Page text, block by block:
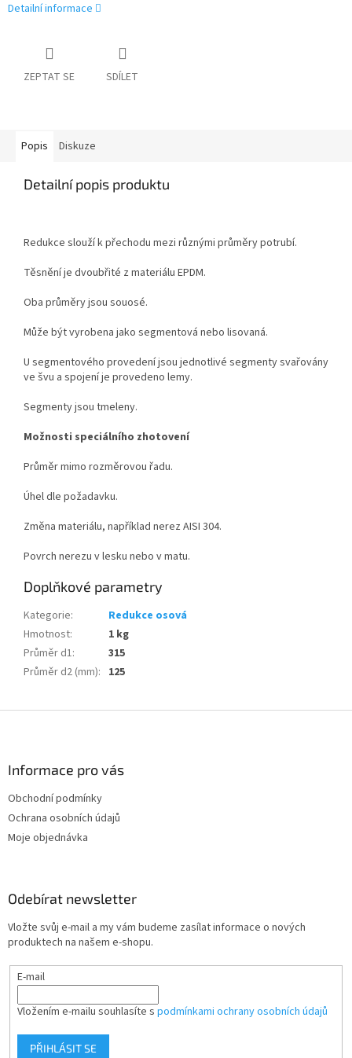
Detailní informace
ZEPTAT SE SDÍLET
Popis Diskuze
Detailní popis produktu
Redukce slouží k přechodu mezi různými průměry potrubí.
Těsnění je dvoubřité z materiálu EPDM.
Oba průměry jsou souosé.
Může být vyrobena jako segmentová nebo lisovaná.
U segmentového provedení jsou jednotlivé segmenty svařovány
ve švu a spojení je provedeno lemy.
Segmenty jsou tmeleny.
Možnosti speciálního zhotovení
Průměr mimo rozměrovou řadu.
Úhel dle požadavku.
Změna materiálu, například nerez AISI 304.
Povrch nerezu v lesku nebo v matu.
Doplňkové parametry
Kategorie:
Redukce osová
Hmotnost:
1 kg
Průměr d1:
315
Průměr d2 (mm): 125
Informace pro vás
Obchodní podmínky
Ochrana osobních údajů
Moje objednávka
Odebírat newsletter
Vložte svůj e-mail a my vám budeme zasílat informace o nových
produktech na našem e-shopu.
E-mail
Vložením e-mailu souhlasíte s podmínkami ochrany osobních údajů
PŘIHLÁSIT SE